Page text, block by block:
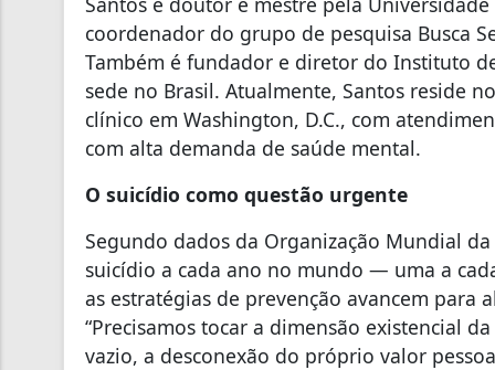
coordenador do grupo de pesquisa Busca
Também é fundador e diretor do Instituto
sede no Brasil. Atualmente, Santos reside
clínico em Washington, D.C., com
com alta demanda de saúde mental.
O suicídio como questão urgente
Segundo dados da Organização Mundial
suicídio a cada ano no mundo — uma a
as estratégias de prevenção avancem para
“Precisamos tocar a dimensão existencial
vazio, a desconexão do próprio valor